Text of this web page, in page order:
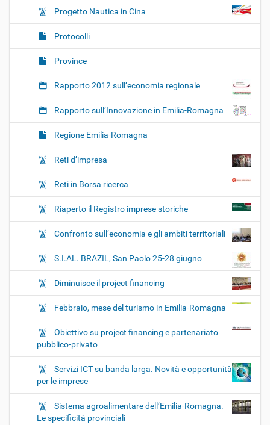
Progetto Nautica in Cina
Protocolli
Province
Rapporto 2012 sull’economia regionale
Rapporto sull’Innovazione in Emilia-Romagna
Regione Emilia-Romagna
Reti d’impresa
Reti in Borsa ricerca
Riaperto il Registro imprese storiche
Confronto sull’economia e gli ambiti territoriali
S.I.AL. BRAZIL, San Paolo 25-28 giugno
Diminuisce il project financing
Febbraio, mese del turismo in Emilia-Romagna
Obiettivo su project financing e partenariato
pubblico-privato
Servizi ICT su banda larga. Novità e opportunità
per le imprese
Sistema agroalimentare dell’Emilia-Romagna.
Le specificità provinciali